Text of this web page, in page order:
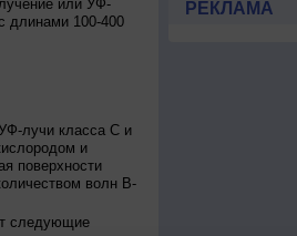
или УФ-
длинами 100-400
лучи класса C и
и
поверхности
волн В-
следующие
РЕКЛАМА